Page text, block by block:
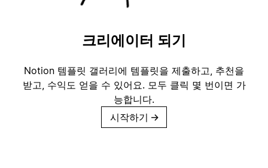
크리에이터 되기
Notion 템플릿 갤러리에 템플릿을 제출하고, 추천을
받고, 수익도 얻을 수 있어요. 모두 클릭 몇 번이면 가
능합니다.
시작하기 →